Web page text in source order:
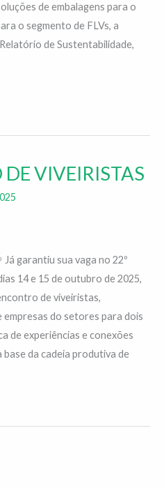
de embalagens para o
o segmento de FLVs, a
de Sustentabilidade,
VIVEIRISTAS
Já garantiu sua vaga no 22º
14 e 15 de outubro de 2025,
de viveiristas,
do setores para dois
de experiências e conexões
da cadeia produtiva de